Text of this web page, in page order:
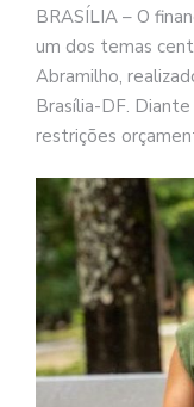
​BRASÍLIA – O
um dos temas
Abramilho,
Brasília-DF.
restrições